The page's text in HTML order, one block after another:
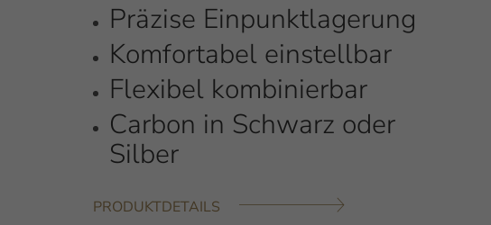
Präzise Einpunktlagerung
Komfortabel einstellbar
Flexibel kombinierbar
Carbon in Schwarz oder
Silber
PRODUKTDETAILS